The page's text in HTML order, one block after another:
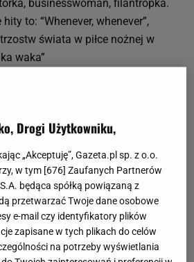
businesswoman, filantropka.
to: “Whenever, whenever”,
świata w piłce nożnej w
waka”
i szkoła
lat bardzo interesowała się
napisała mając 8 lat. Jej
głos nie pozwolił na
kościelnym, więc mająca 10 lat
Drogi Użytkowniku,
„Akceptuję”, Gazeta.pl sp. z o.o.
w tym [676] Zaufanych Partnerów
będąca spółką powiązaną z
przetwarzać Twoje dane osobowe
e-mail czy identyfikatory plików
zapisane w tych plikach do celów
na potrzeby wyświetlania